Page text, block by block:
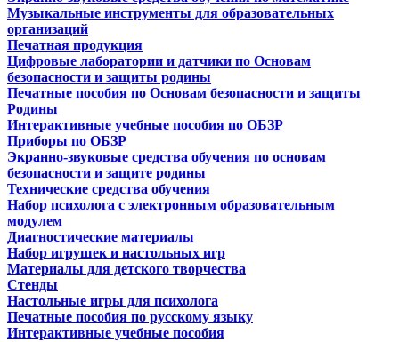
Музыкальные инструменты для образовательных
организаций
Печатная продукция
Цифровые лаборатории и датчики по Основам
безопасности и защиты родины
Печатные пособия по Основам безопасности и защиты
Родины
Интерактивные учебные пособия по ОБЗР
Приборы по ОБЗР
Экранно-звуковые средства обучения по основам
безопасности и защите родины
Технические средства обучения
Набор психолога с электронным образовательным
модулем
Диагностические материалы
Набор игрушек и настольных игр
Материалы для детского творчества
Стенды
Настольные игры для психолога
Печатные пособия по русскому языку
Интерактивные учебные пособия